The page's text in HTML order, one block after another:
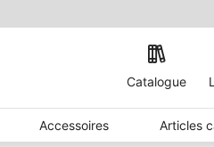
Catalogue
Accessoires Articles